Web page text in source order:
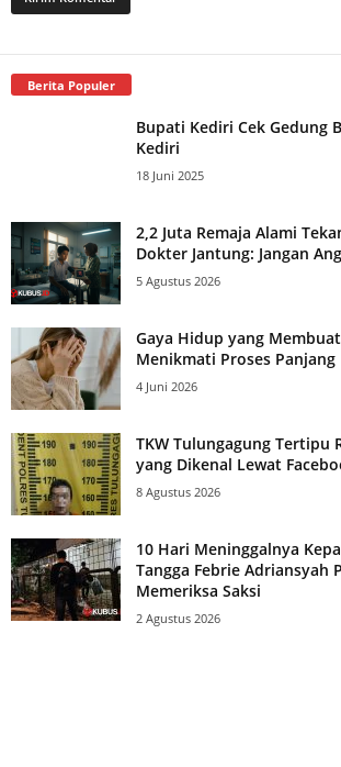
Berita Populer
Bupati Kediri Cek Gedung
Kediri
18 Juni 2025
2,2 Juta Remaja Alami
Dokter Jantung: Jangan
5 Agustus 2026
Gaya Hidup yang
Menikmati Proses Panjang
4 Juni 2026
TKW Tulungagung Tertipu
yang Dikenal Lewat
8 Agustus 2026
10 Hari Meninggalnya
Tangga Febrie Adriansyah
Memeriksa Saksi
2 Agustus 2026